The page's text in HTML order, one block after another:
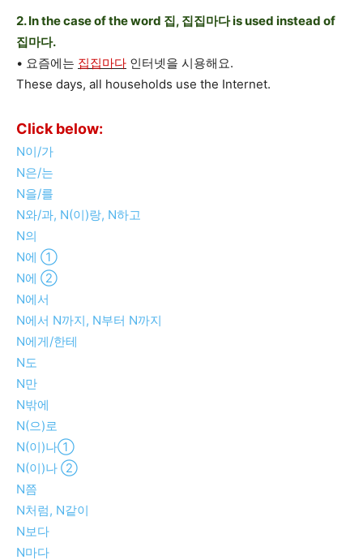
2. In the case of the word 집, 집집마다 is used instead of
집마다.
• 요즘에는 집집마다 인터넷을 시용해요.
These days, all households use the Internet.
Click below:
N이/가
N은/는
N을/를
N와/과, N(이)랑, N하고
N의
N에 ①
N에 ②
N에서
N에서 N까지, N부터 N까지
N에게/한테
N도
N만
N밖에
N(으)로
N(이)나①
N(이)나 ②
N쯤
N처럼, N같이
N보다
N마다